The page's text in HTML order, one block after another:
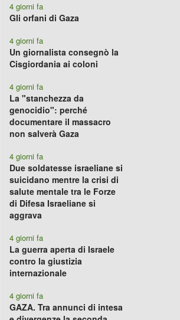
4 giorni fa
Gli orfani di Gaza
4 giorni fa
Un giornalista consegnò la
Cisgiordania ai coloni
4 giorni fa
La "stanchezza da
genocidio": perché
documentare il massacro
non salverà Gaza
4 giorni fa
Due soldatesse israeliane si
suicidano mentre la crisi di
salute mentale tra le Forze
di Difesa Israeliane si
aggrava
4 giorni fa
La guerra aperta di Israele
contro la giustizia
internazionale
4 giorni fa
GAZA. Tra annunci di intesa